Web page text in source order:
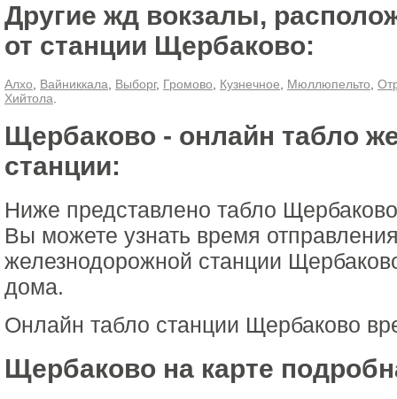
Другие жд вокзалы,
от станции Щербаково:
Алхо Вайниккала Выборг, Громово Кузнечное Мюллюпельто
Хийтола
Щербаково - онлайн табло
станции:
Ниже представлено табло
Вы можете узнать время
железнодорожной станции
дома.
Онлайн табло станции Щербаково
Щербаково на карте